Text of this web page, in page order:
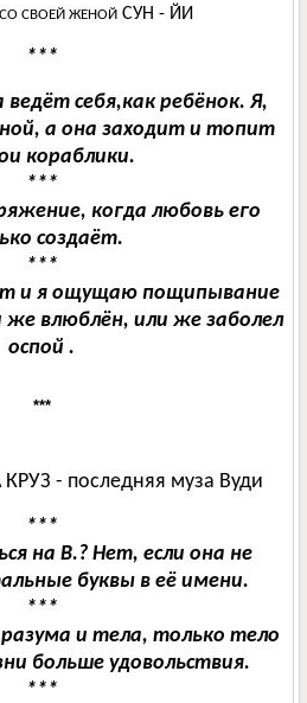
СО СВОЕЙ ЖЕНОЙСУН - ЙИ
***
себя,как ребёнок. Я,
а она заходит и топит
кораблики.
***
когда любовь его
создаёт.
***
и я ощущаю пощипывание
же влюблён, или же заболел
оспой .
***
- последняя муза Вуди
***
на В.? Нет, если она не
буквы в её имени.
***
и тела, только тело
больше удовольствия.
***